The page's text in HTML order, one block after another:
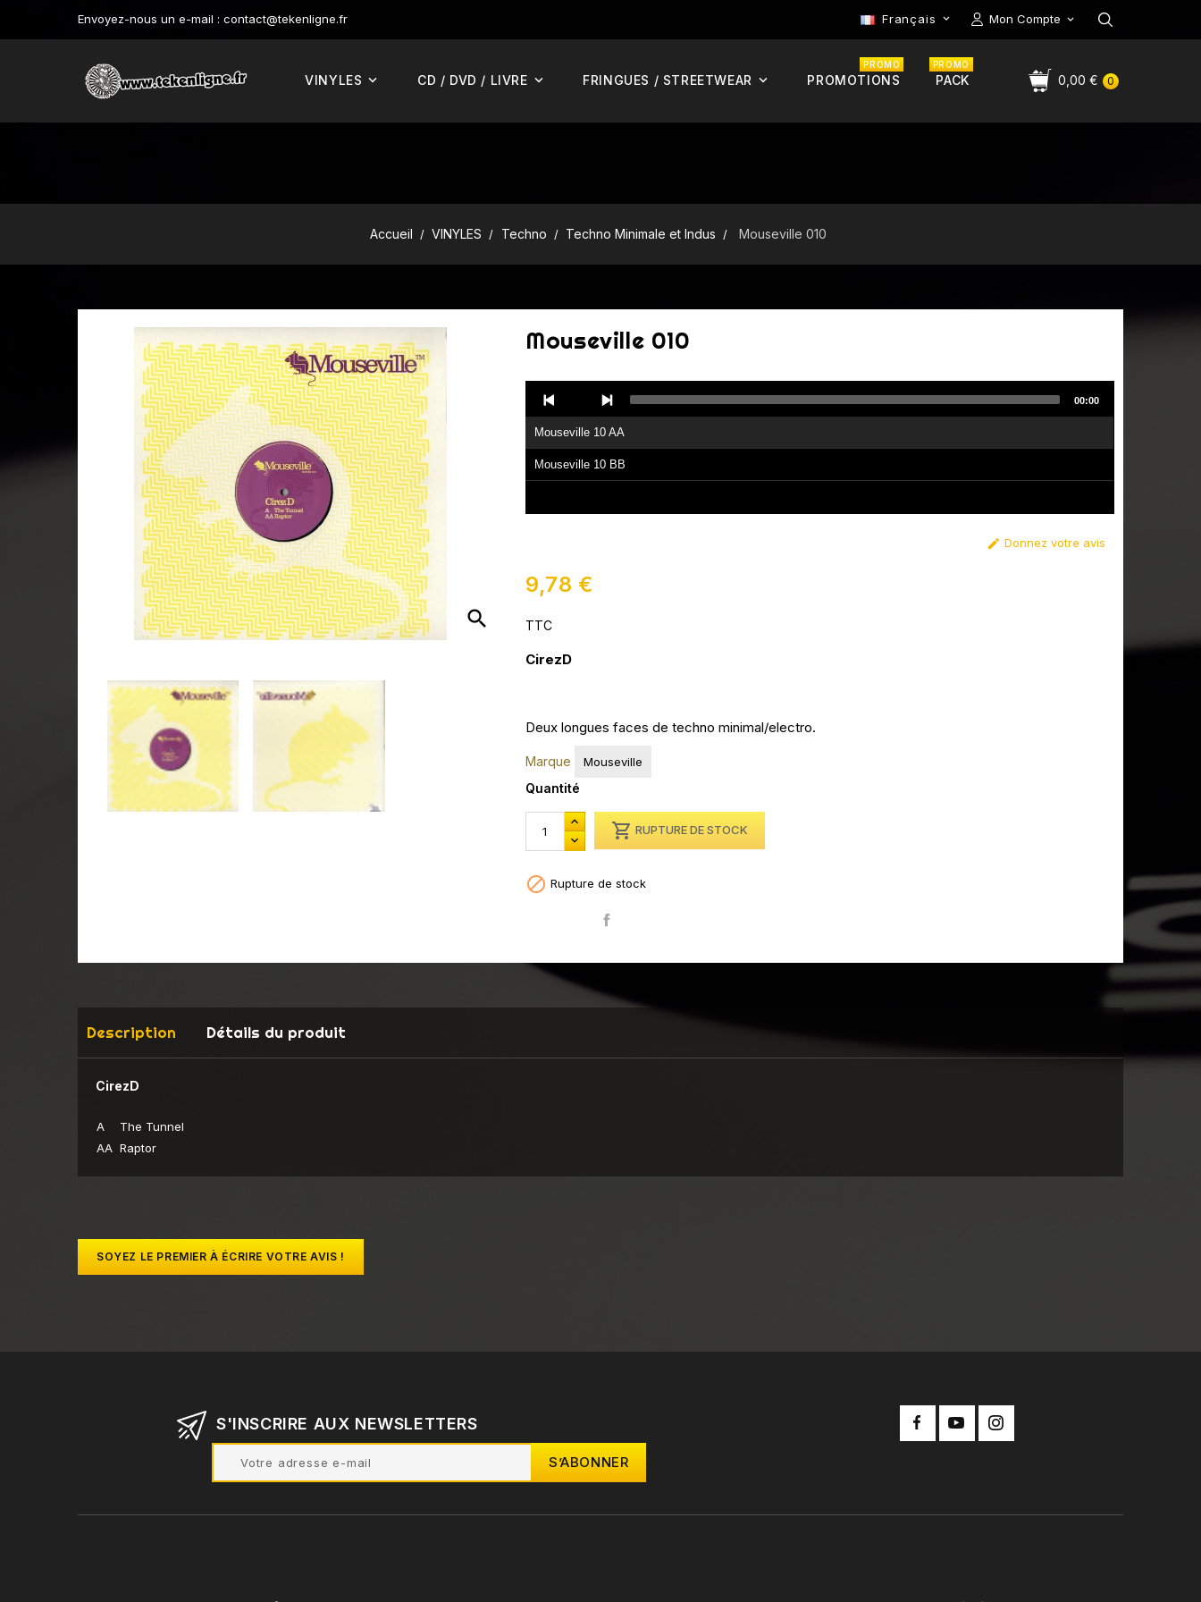
Envoyez-nous un e-mail : contact@tekenligne.fr Mon Compte
Français 
0
0,00 €
VINYLES CD / DVD / LIVRE FRINGUES / STREETWEAR PROMOTIONS
PROMO
PACK
PROMO
Accueil VINYLES Techno Techno Minimale et Indus Mouseville 010
search
Mouseville 010
Player
Mouseville 10 AA
Mouseville 10 BB
00:00
 Donnez votre avis
9,78 €
TTC
CirezD
Deux longues faces de techno minimal/electro.
Marque Mouseville
Quantité
 RUPTURE DE STOCK
 Rupture de stock
Description Détails du produit
CirezD
A
The Tunnel
AA Raptor
SOYEZ LE PREMIER À ÉCRIRE VOTRE AVIS !
S'INSCRIRE AUX NEWSLETTERS